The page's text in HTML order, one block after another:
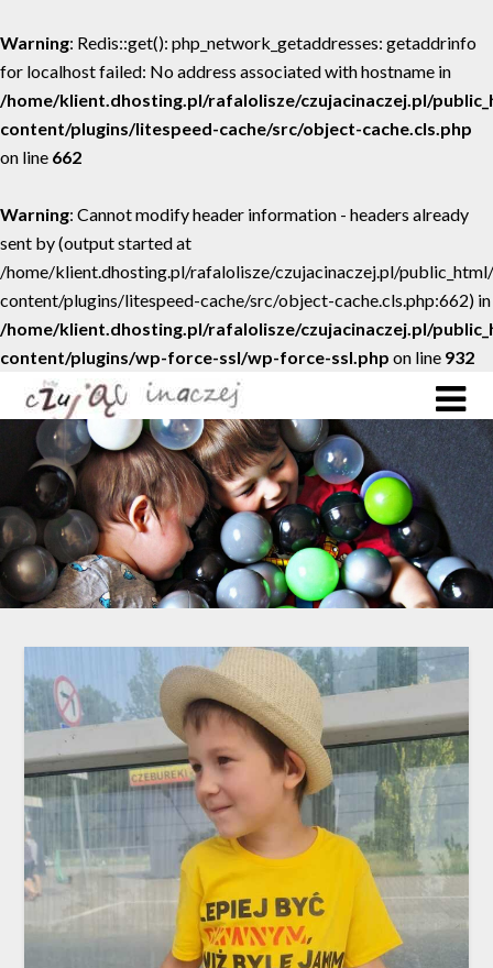
Warning: Redis::get(): php_network_getaddresses: getaddrinfo
for localhost failed: No address associated with hostname in
/home/klient.dhosting.pl/rafalolisze/czujacinaczej.pl/
content/plugins/litespeed-cache/src/object-cache.cls.php
on line 662
Warning: Cannot modify header information - headers already
sent by (output started at
/home/klient.dhosting.pl/rafalolisze/czujacinaczej.pl/
content/plugins/litespeed-cache/src/object-cache.cls.php:662) in
/home/klient.dhosting.pl/rafalolisze/czujacinaczej.pl/
content/plugins/wp-force-ssl/wp-force-ssl.php on line 932